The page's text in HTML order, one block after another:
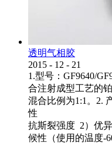
透明气相胶
2015 - 12 - 21
1.型号：GF9640/
合注射成型工艺的
混合比例为1:1。2.
性 1）优
抗斯裂强度 2）优
候性（使用的温度